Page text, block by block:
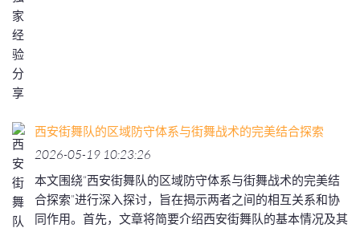
西安街舞队的区域防守体系与街舞战术的完美结合探索
2026-05-19 10:23:26
本文围绕“西安街舞队的区域防守体系与街舞战术的完美结
合探索”进行深入探讨，旨在揭示两者之间的相互关系和协
同作用。首先，文章将简要介绍西安街舞队的基本情况及其